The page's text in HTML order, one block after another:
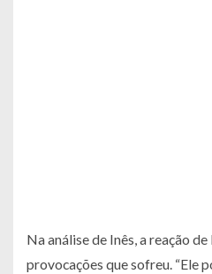
Na análise de Inês, a reação
provocações que sofreu. “Ele